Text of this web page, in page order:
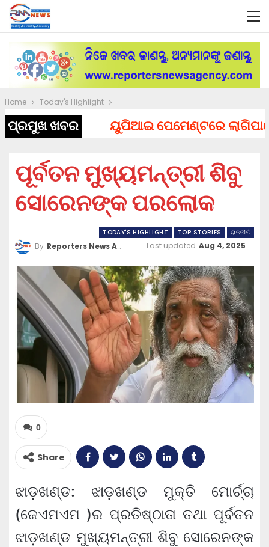
Home Today's Highlight
ପ୍ରମୁଖ ଖବର ୟୁପିଆଇ ପେମେଣ୍ଟରେ ଲାଗିପାରେ
ପୂର୍ବତନ ମୁଖ୍ୟମନ୍ତ୍ରୀ ଶିବୁ
ସୋରେନଙ୍କ ପରଲୋକ
TODAY'S HIGHLIGHT TOP STORIES ରାଜନୀତି
By Reporters News Agency Last updated Aug 4, 2025
0
Share
ଝାଡ଼ଖଣ୍ଡ: ଝାଡ଼ଖଣ୍ଡ ମୁକ୍ତି ମୋର୍ଚ୍ଚା
(ଜେଏମଏମ )ର ପ୍ରତିଷ୍ଠାତା ତଥା ପୂର୍ବତନ
ଝାଡ଼ଖଣ୍ଡ ମୁଖ୍ୟମନ୍ତ୍ରୀ ଶିବୁ ସୋରେନଙ୍କ